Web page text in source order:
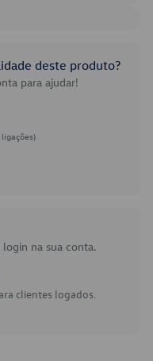
deste produto?
para ajudar!
na sua conta.
clientes logados.